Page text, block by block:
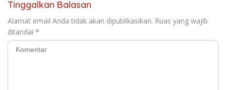
Tinggalkan Balasan
Alamat email Anda tidak akan dipublikasikan. Ruas yang wajib
ditandai *